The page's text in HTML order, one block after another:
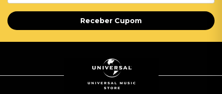
Receber Cupom